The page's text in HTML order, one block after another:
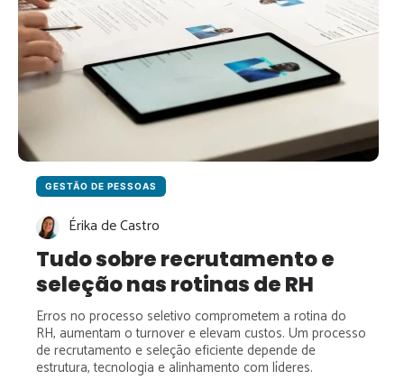
GESTÃO DE PESSOAS
Érika de Castro
Tudo sobre recrutamento e
seleção nas rotinas de RH
Erros no processo seletivo comprometem a rotina do
RH, aumentam o turnover e elevam custos. Um processo
de recrutamento e seleção eficiente depende de
estrutura, tecnologia e alinhamento com líderes.